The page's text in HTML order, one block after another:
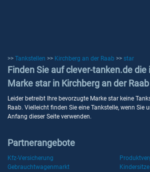
>> Tankstellen >> Kirchberg an der Raab >> star
Finden Sie auf clever-tanken.de
Marke star in Kirchberg an der Raab
Leider betreibt Ihre bevorzugte Marke star keine
Raab. Vielleicht finden Sie eine Tankstelle, wenn Sie
Anfang dieser Seite verwenden.
Partnerangebote
Kfz-Versicherung
Gebrauchtwagenmarkt
Kindersitze